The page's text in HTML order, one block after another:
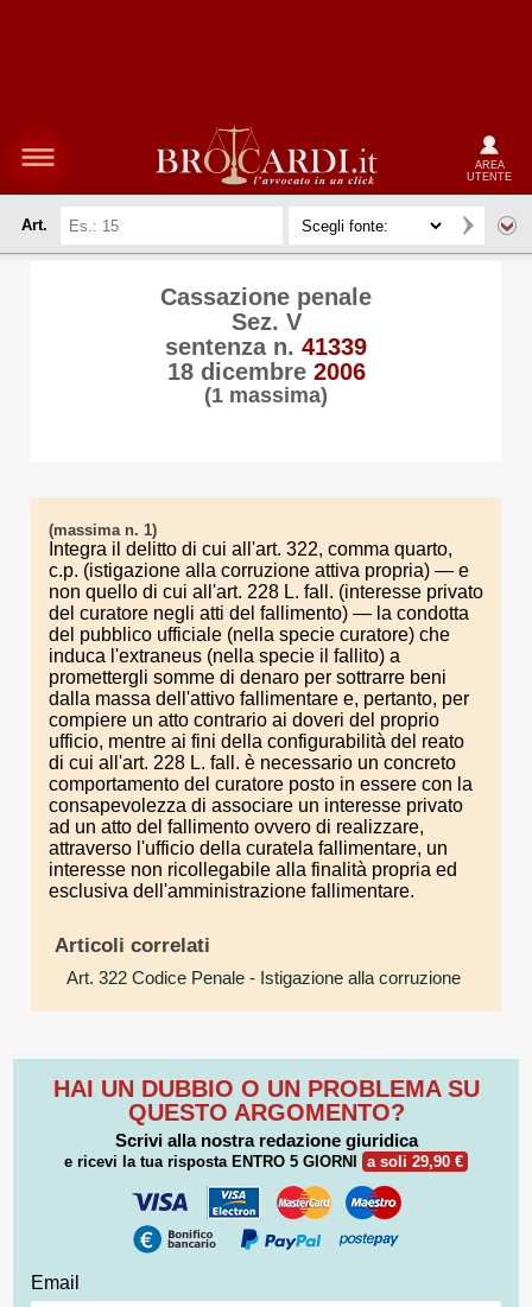
AREA
UTENTE
Art.
Cassazione penale
Sez. V
sentenza n. 41339
18 dicembre 2006
(1 massima)
(massima n. 1)
Integra il delitto di cui all'art. 322, comma quarto,
c.p. (istigazione alla corruzione attiva propria) — e
non quello di cui all'art. 228 L. fall. (interesse privato
del curatore negli atti del fallimento) — la condotta
del pubblico ufficiale (nella specie curatore) che
induca l'extraneus (nella specie il fallito) a
promettergli somme di denaro per sottrarre beni
dalla massa dell'attivo fallimentare e, pertanto, per
compiere un atto contrario ai doveri del proprio
ufficio, mentre ai fini della configurabilità del reato
di cui all'art. 228 L. fall. è necessario un concreto
comportamento del curatore posto in essere con la
consapevolezza di associare un interesse privato
ad un atto del fallimento ovvero di realizzare,
attraverso l'ufficio della curatela fallimentare, un
interesse non ricollegabile alla finalità propria ed
esclusiva dell'amministrazione fallimentare.
Articoli correlati
Art. 322 Codice Penale - Istigazione alla corruzione
HAI UN DUBBIO O UN PROBLEMA SU
QUESTO ARGOMENTO?
Scrivi alla nostra redazione giuridica
e ricevi la tua risposta ENTRO 5 GIORNI a soli 29,90 €
Email